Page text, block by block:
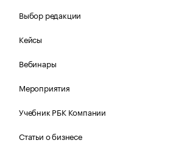
Выбор редакции
Кейсы
Вебинары
Мероприятия
Учебник РБК Компании
Статьи о бизнесе